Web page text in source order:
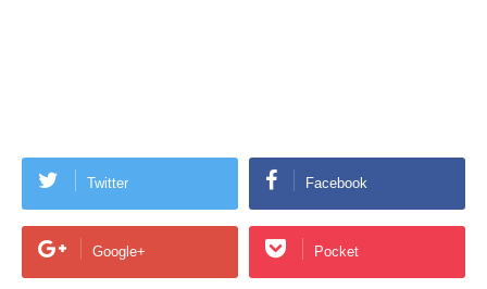
Twitter Facebook
Google+ Pocket